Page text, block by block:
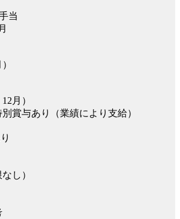
当
月）
賞与あり（業績により支給）
し）